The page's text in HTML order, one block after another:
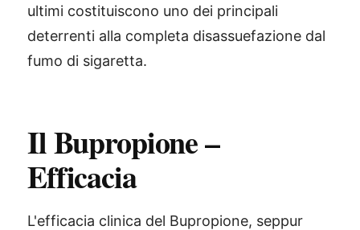
ultimi costituiscono uno dei principali
deterrenti alla completa disassuefazione dal
fumo di sigaretta.
Il Bupropione –
Efficacia
L'efficacia clinica del Bupropione, seppur